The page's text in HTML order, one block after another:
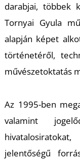
darabjai, többek
Tornyai Gyula
alapján képet
történetéről,
művészetoktatás
Az 1995-ben
valamint
hivatalos
jelentőségű